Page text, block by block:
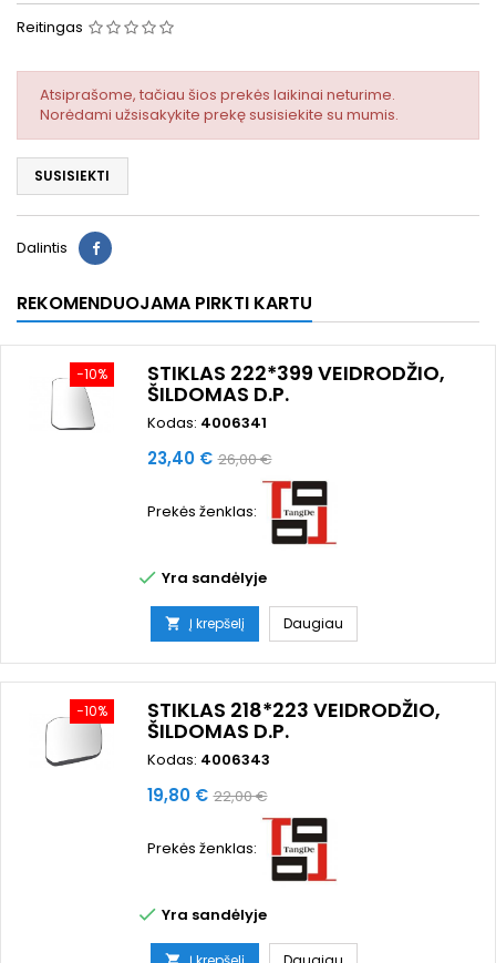
Reitingas
Atsiprašome, tačiau šios prekės laikinai neturime.
Norėdami užsisakykite prekę susisiekite su mumis.
SUSISIEKTI
Dalintis
REKOMENDUOJAMA PIRKTI KARTU
−10% STIKLAS 222*399 VEIDRODŽIO,
ŠILDOMAS D.P.
Kodas: 4006341
Kaina
23,40 € Bazinė
26,00 €
Prekės ženklas:
 Yra sandėlyje
 Į krepšelį Daugiau
−10% STIKLAS 218*223 VEIDRODŽIO,
ŠILDOMAS D.P.
Kodas: 4006343
Kaina
19,80 € Bazinė
22,00 €
Prekės ženklas:
 Yra sandėlyje